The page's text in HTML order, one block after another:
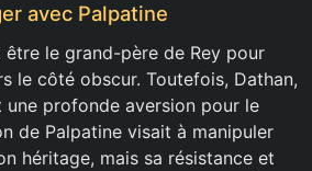
avec Palpatine
le grand-père de Rey pour
le côté obscur. Toutefois, Dathan,
une profonde aversion pour le
de Palpatine visait à manipuler
héritage, mais sa résistance et